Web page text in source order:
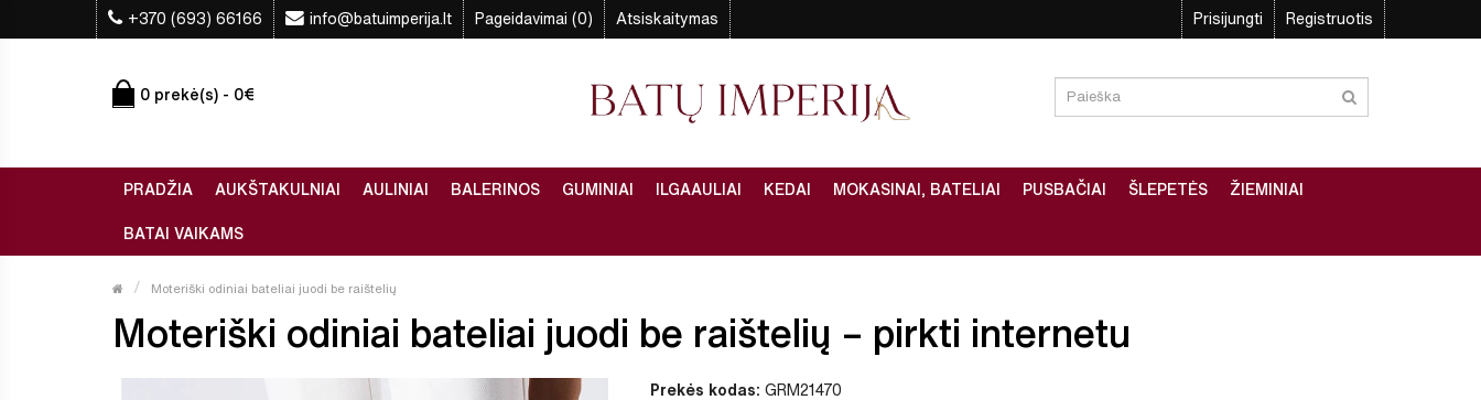
+370 (693) 66166 info@batuimperija.lt Pageidavimai (0) Atsiskaitymas Prisijungti Registruotis
0 prekė(s) - 0€
PRADŽIA AUKŠTAKULNIAI AULINIAI BALERINOS GUMINIAI ILGAAULIAI KEDAI MOKASINAI, BATELIAI PUSBAČIAI ŠLEPETĖS ŽIEMINIAI
BATAI VAIKAMS
Moteriški odiniai bateliai juodi be raištelių
Moteriški odiniai bateliai juodi be raištelių – pirkti internetu
Prekės kodas: GRM21470